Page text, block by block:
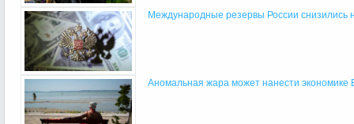
Международные резервы России снизились
Аномальная жара может нанести экономике